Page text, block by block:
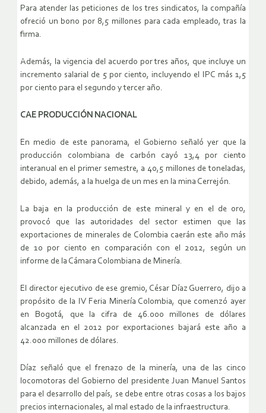
Para atender las peticiones de los tres sindicatos, la compañía
ofreció un bono por 8,5 millones para cada empleado, tras la
firma.
Además, la vigencia del acuerdo por tres años, que incluye un
incremento salarial de 5 por ciento, incluyendo el IPC más 1,5
por ciento para el segundo y tercer año.
CAE PRODUCCIÓN NACIONAL
En medio de este panorama, el Gobierno señaló yer que la
producción colombiana de carbón cayó 13,4 por ciento
interanual en el primer semestre, a 40,5 millones de toneladas,
debido, además, a la huelga de un mes en la mina Cerrejón.
La baja en la producción de este mineral y en el de oro,
provocó que las autoridades del sector estimen que las
exportaciones de minerales de Colombia caerán este año más
de 10 por ciento en comparación con el 2012, según un
informe de la Cámara Colombiana de Minería.
El director ejecutivo de ese gremio, César Díaz Guerrero, dijo a
propósito de la IV Feria Minería Colombia, que comenzó ayer
en Bogotá, que la cifra de 46.000 millones de dólares
alcanzada en el 2012 por exportaciones bajará este año a
42.000 millones de dólares.
Díaz señaló que el frenazo de la minería, una de las cinco
locomotoras del Gobierno del presidente Juan Manuel Santos
para el desarrollo del país, se debe entre otras cosas a los bajos
precios internacionales, al mal estado de la infraestructura.